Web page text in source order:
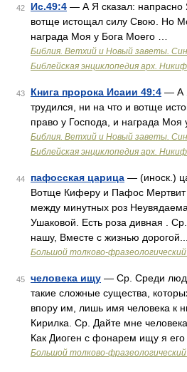
42 Ис.49:4 — А Я сказал: напрасно
вотще истощал силу Свою. Но
награда Моя у Бога Моего …
Библия. Ветхий и Новый заветы.
Библейская энциклопедия арх.
43 Книга пророка Исаии 49:4 — А
трудился, ни на что и вотще
право у Господа, и награда Моя
Библия. Ветхий и Новый заветы.
Библейская энциклопедия арх.
44 пафосская царица — (иноск.)
Вотще Киферу и Пафос Мертвит
между минутных роз
Ушаковой. Есть роза дивная .
нашу, Вместе с жизнью
Большой толково-
45 человека ищу — Ср. Среди
такие сложные существа,
впору им, лишь имя человека к
Кирилка. Ср. Дайте мне
Как Диоген с фонарем ищу я его
Большой толково-